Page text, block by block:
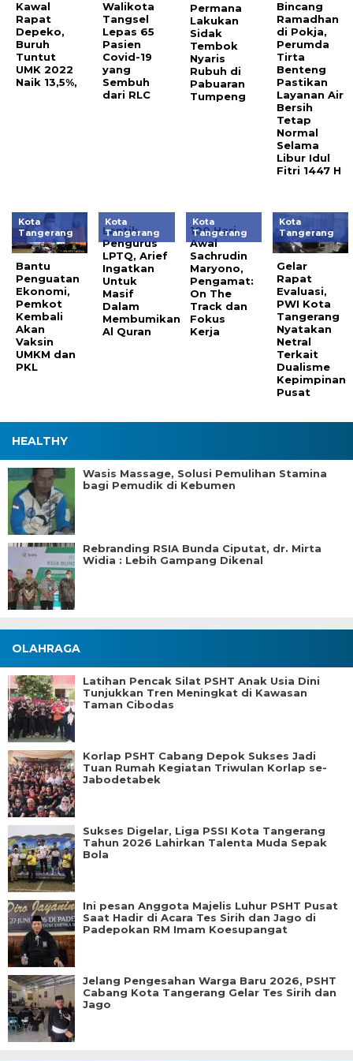
Kawal
Rapat
Depeko,
Buruh
Tuntut
UMK 2022
Naik 13,5%,
Walikota
Tangsel
Lepas 65
Pasien
Covid-19
yang
Sembuh
dari RLC
Permana
Lakukan
Sidak
Tembok
Nyaris
Rubuh di
Pabuaran
Tumpeng
Bincang
Ramadhan
di Pokja,
Perumda
Tirta
Benteng
Pastikan
Layanan Air
Bersih
Tetap
Normal
Selama
Libur Idul
Fitri 1447 H
Kota
Tangerang
Bantu
Penguatan
Ekonomi,
Pemkot
Kembali
Akan
Vaksin
UMKM dan
PKL
Kota
Tangerang
Lantik
Pengurus
LPTQ, Arief
Ingatkan
Untuk
Masif
Dalam
Membumikan
Al Quran
Kota
Tangerang
100 Hari
Awal
Sachrudin
Maryono,
Pengamat:
On The
Track dan
Fokus
Kerja
Kota
Tangerang
Gelar
Rapat
Evaluasi,
PWI Kota
Tangerang
Nyatakan
Netral
Terkait
Dualisme
Kepimpinan
Pusat
HEALTHY
Wasis Massage, Solusi Pemulihan Stamina
bagi Pemudik di Kebumen
Rebranding RSIA Bunda Ciputat, dr. Mirta
Widia : Lebih Gampang Dikenal
OLAHRAGA
Latihan Pencak Silat PSHT Anak Usia Dini
Tunjukkan Tren Meningkat di Kawasan
Taman Cibodas
Korlap PSHT Cabang Depok Sukses Jadi
Tuan Rumah Kegiatan Triwulan Korlap se-
Jabodetabek
Sukses Digelar, Liga PSSI Kota Tangerang
Tahun 2026 Lahirkan Talenta Muda Sepak
Bola
Ini pesan Anggota Majelis Luhur PSHT Pusat
Saat Hadir di Acara Tes Sirih dan Jago di
Padepokan RM Imam Koesupangat
Jelang Pengesahan Warga Baru 2026, PSHT
Cabang Kota Tangerang Gelar Tes Sirih dan
Jago